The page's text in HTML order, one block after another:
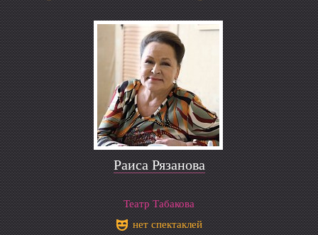
Раиса Рязанова
Театр Табакова
нет спектаклей